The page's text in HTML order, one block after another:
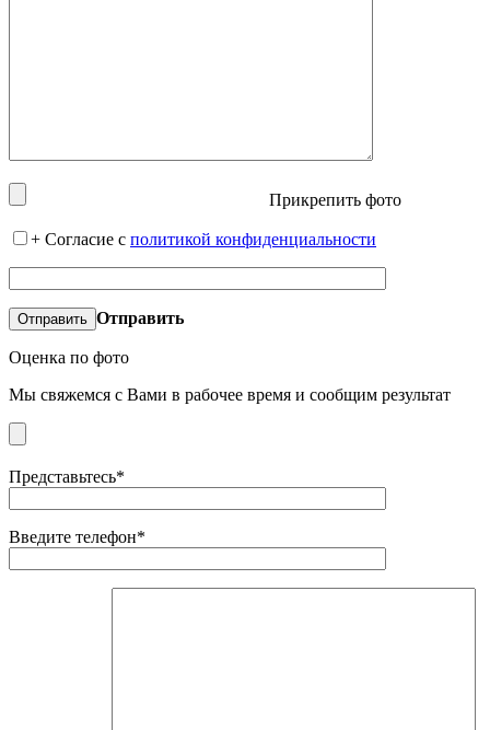
Прикрепить фото
+ Согласие с политикой конфиденциальности
Отправить
Оценка по фото
Мы свяжемся с Вами в рабочее время и сообщим результат
Представьтесь*
Введите телефон*